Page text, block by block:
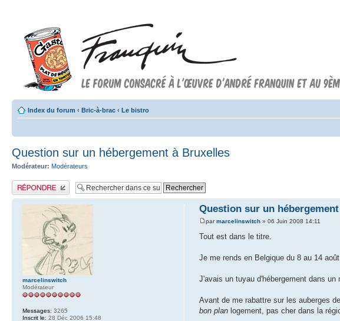
Index du forum ‹ Bric-à-brac ‹ Le bistro
Question sur un hébergement à Bruxelles
Modérateur: Modérateurs
Publier une réponse
Question sur un
parmarcelinswitch » 06 Juin 2008 14:11
Tout est dans le titre.
Je me rends en Belgique du 8 au 14
J'avais un tuyau d'hébergement dans un
Avant de me rabattre sur les auberges
bon plan logement, pas cher dans la
marcelinswitch
Modérateur
Messages: 3265
Inscrit le: 28 Déc 2006 15:48